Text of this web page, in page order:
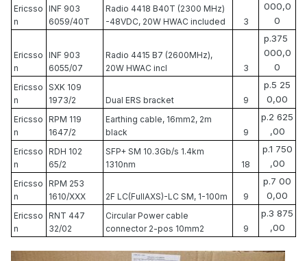
Ericsso
n
INF 903
6059/40T
Radio 4418 B40T (2300 MHz)
-48VDC, 20W HWAC included
3
000,0
0
Ericsso
n
INF 903
6055/07
Radio 4415 B7 (2600MHz),
20W HWAC incl
3
р.375
000,0
0
Ericsso
n
SXK 109
1973/2
Dual ERS bracket 9
р.5 25
0,00
Ericsso
n
RPM 119
1647/2
Earthing cable, 16mm2, 2m
black
9
р.2 625
,00
Ericsso
n
RDH 102
65/2
SFP+ SM 10.3Gb/s 1.4km
1310nm
18
р.1 750
,00
Ericsso
n
RPM 253
1610/XXX
2F LC(FullAXS)-LC SM, 1-100m 9
р.7 00
0,00
Ericsso
n
RNT 447
32/02
Circular Power cable
connector 2-pos 10mm2
9
р.3 875
,00